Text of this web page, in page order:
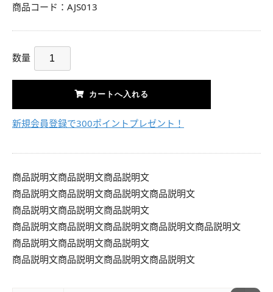
商品コード：AJS013
数量
新規会員登録で300ポイントプレゼント！
商品説明文商品説明文商品説明文
商品説明文商品説明文商品説明文商品説明文
商品説明文商品説明文商品説明文
商品説明文商品説明文商品説明文商品説明文商品説明文
商品説明文商品説明文商品説明文
商品説明文商品説明文商品説明文商品説明文